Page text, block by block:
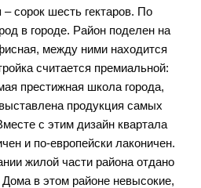
сорок шесть гектаров. По
в городе. Район поделен на
между ними находится
считается премиальной:
престижная школа города,
продукция самых
с этим дизайн квартала
и по-европейски лаконичен.
жилой части района отдано
в этом районе невысокие,